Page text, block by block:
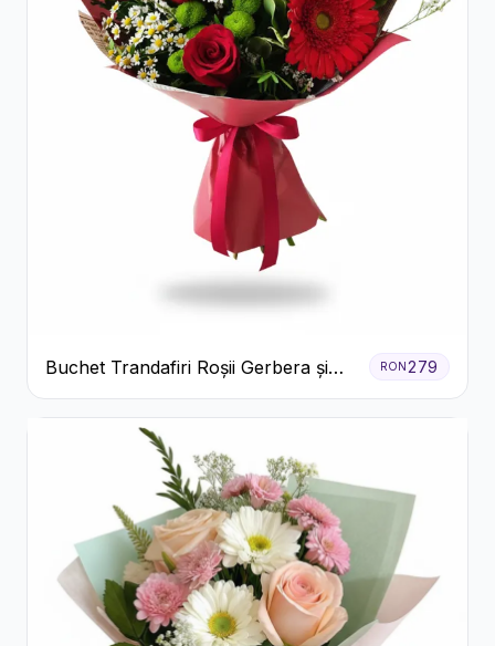
Buchet Trandafiri Roșii Gerbera și
Verdeață
RON 279